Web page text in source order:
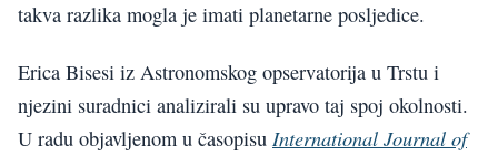
takva razlika mogla je imati planetarne posljedice.
Erica Bisesi iz Astronomskog opservatorija u Trstu i
njezini suradnici analizirali su upravo taj spoj okolnosti.
U radu objavljenom u časopisu International Journal of